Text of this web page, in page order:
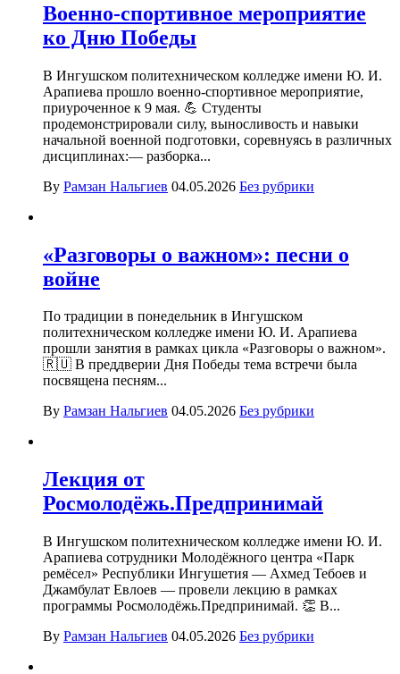
Военно-спортивное мероприятие
ко Дню Победы
В Ингушском политехническом колледже имени Ю. И.
Арапиева прошло военно-спортивное мероприятие,
приуроченное к 9 мая. 💪 Студенты
продемонстрировали силу, выносливость и навыки
начальной военной подготовки, соревнуясь в различных
дисциплинах:— разборка...
By Рамзан Нальгиев 04.05.2026 Без рубрики
«Разговоры о важном»: песни о
войне
По традиции в понедельник в Ингушском
политехническом колледже имени Ю. И. Арапиева
прошли занятия в рамках цикла «Разговоры о важном».
🇷🇺 В преддверии Дня Победы тема встречи была
посвящена песням...
By Рамзан Нальгиев 04.05.2026 Без рубрики
Лекция от
Росмолодёжь.Предпринимай
В Ингушском политехническом колледже имени Ю. И.
Арапиева сотрудники Молодёжного центра «Парк
ремёсел» Республики Ингушетия — Ахмед Тебоев и
Джамбулат Евлоев — провели лекцию в рамках
программы Росмолодёжь.Предпринимай. 👏 В...
By Рамзан Нальгиев 04.05.2026 Без рубрики